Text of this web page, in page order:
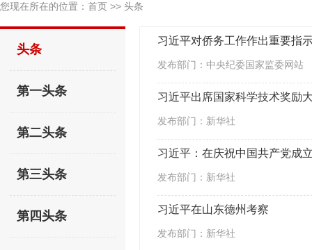
您现在所在的位置： 首页 >> 头条
头条
第一头条
第二头条
第三头条
第四头条
习近平对侨务工作作出重要指
发布部门：中央纪委国家监委网站
习近平出席国家科学技术奖励
发布部门：新华社
习近平：在庆祝中国共产党成
发布部门：新华社
习近平在山东德州考察
发布部门：新华社